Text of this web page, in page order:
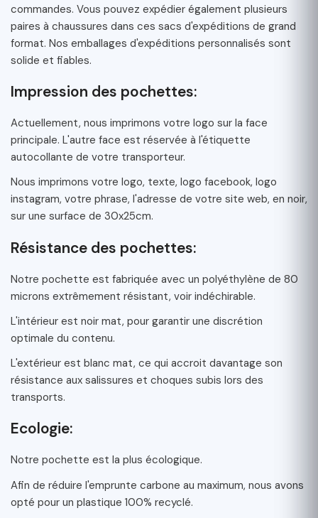
commandes. Vous pouvez expédier également plusieurs
paires à chaussures dans ces sacs d'expéditions de grand
format. Nos emballages d'expéditions personnalisés sont
solide et fiables.
Impression des pochettes:
Actuellement, nous imprimons votre logo sur la face
principale. L'autre face est réservée à l'étiquette
autocollante de votre transporteur.
Nous imprimons votre logo, texte, logo facebook, logo
instagram, votre phrase, l'adresse de votre site web, en noir,
sur une surface de 30x25cm.
Résistance des pochettes:
Notre pochette est fabriquée avec un polyéthylène de 80
microns extrêmement résistant, voir indéchirable.
L'intérieur est noir mat, pour garantir une discrétion
optimale du contenu.
L'extérieur est blanc mat, ce qui accroit davantage son
résistance aux salissures et choques subis lors des
transports.
Ecologie:
Notre pochette est la plus écologique.
Afin de réduire l'emprunte carbone au maximum, nous avons
opté pour un plastique 100% recyclé.